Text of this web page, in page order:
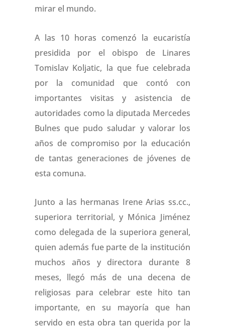
mirar el mundo.
A las 10 horas comenzó la eucaristía
presidida por el obispo de Linares
Tomislav Koljatic, la que fue celebrada
por la comunidad que contó con
importantes visitas y asistencia de
autoridades como la diputada Mercedes
Bulnes que pudo saludar y valorar los
años de compromiso por la educación
de tantas generaciones de jóvenes de
esta comuna.
Junto a las hermanas Irene Arias ss.cc.,
superiora territorial, y Mónica Jiménez
como delegada de la superiora general,
quien además fue parte de la institución
muchos años y directora durante 8
meses, llegó más de una decena de
religiosas para celebrar este hito tan
importante, en su mayoría que han
servido en esta obra tan querida por la